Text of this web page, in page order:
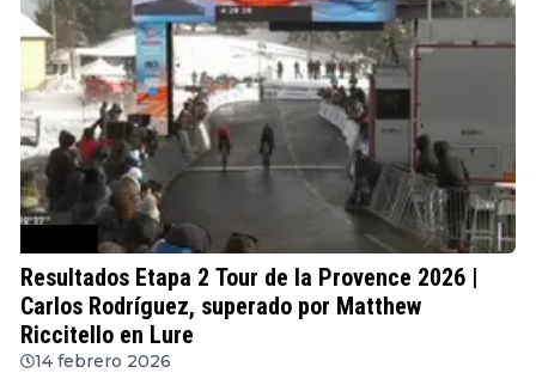
Resultados Etapa 2 Tour de la Provence 2026 |
Carlos Rodríguez, superado por Matthew
Riccitello en Lure
14 febrero 2026